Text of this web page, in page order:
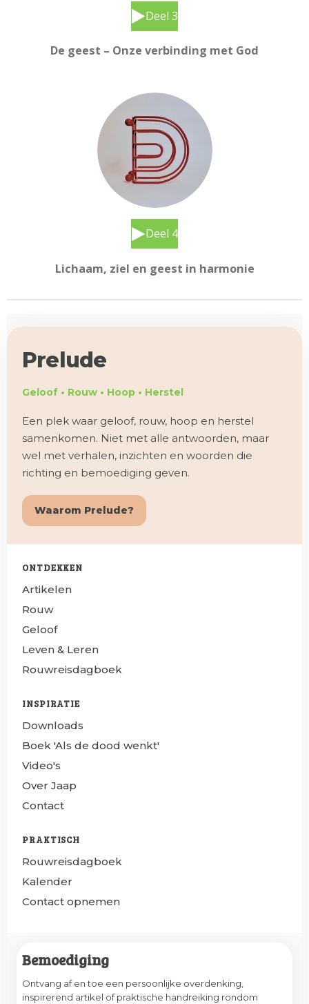
Deel 3
De geest – Onze verbinding met God
Deel 4
Lichaam, ziel en geest in harmonie
Prelude
Geloof • Rouw • Hoop • Herstel
Een plek waar geloof, rouw, hoop en herstel
samenkomen. Niet met alle antwoorden, maar
wel met verhalen, inzichten en woorden die
richting en bemoediging geven.
Waarom Prelude?
ONTDEKKEN
Artikelen
Rouw
Geloof
Leven & Leren
Rouwreisdagboek
INSPIRATIE
Downloads
Boek 'Als de dood wenkt'
Video's
Over Jaap
Contact
PRAKTISCH
Rouwreisdagboek
Kalender
Contact opnemen
Bemoediging
Ontvang af en toe een persoonlijke overdenking,
inspirerend artikel of praktische handreiking rondom